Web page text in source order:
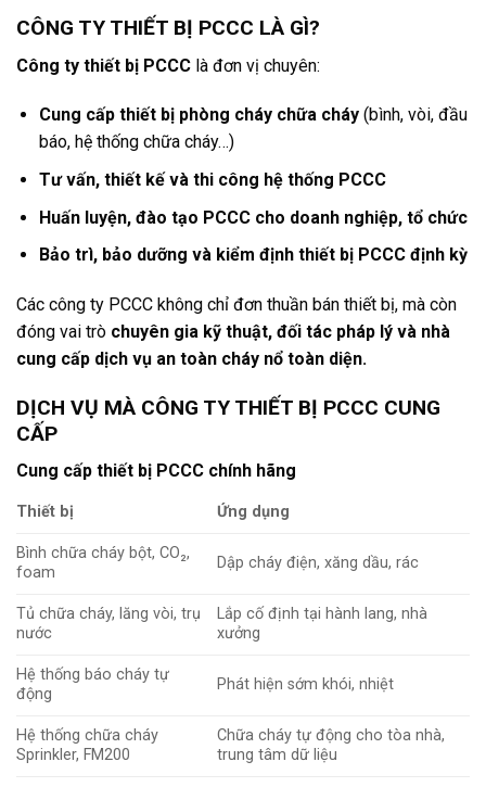
CÔNG TY THIẾT BỊ PCCC LÀ GÌ?
Công ty thiết bị PCCC là đơn vị chuyên:
Cung cấp thiết bị phòng cháy chữa cháy(bình, vòi, đầu
báo, hệ thống chữa cháy…)
Tư vấn, thiết kế và thi công hệ thống PCCC
Huấn luyện, đào tạo PCCC cho doanh nghiệp, tổ chức
Bảo trì, bảo dưỡng và kiểm định thiết bị PCCC định kỳ
Các công ty PCCC không chỉ đơn thuần bán thiết bị, mà còn
đóng vai trò chuyên gia kỹ thuật, đối tác pháp lý và nhà
cung cấp dịch vụ an toàn cháy nổ toàn diện.
DỊCH VỤ MÀ CÔNG TY THIẾT BỊ PCCC CUNG
CẤP
Cung cấp thiết bị PCCC chính hãng
Thiết bị Ứng dụng
Bình chữa cháy bột, CO₂,
foam
Dập cháy điện, xăng dầu, rác
Tủ chữa cháy, lăng vòi, trụ
nước
Lắp cố định tại hành lang, nhà
xưởng
Hệ thống báo cháy tự
động
Phát hiện sớm khói, nhiệt
Hệ thống chữa cháy
Sprinkler, FM200
Chữa cháy tự động cho tòa nhà,
trung tâm dữ liệu